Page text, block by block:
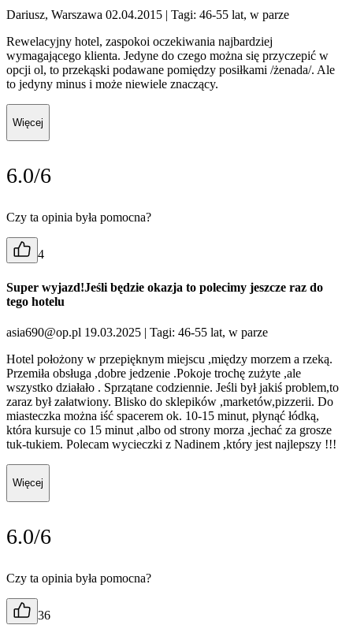
Dariusz, Warszawa 02.04.2015 | Tagi: 46-55 lat, w parze
Rewelacyjny hotel, zaspokoi oczekiwania najbardziej
wymagającego klienta. Jedyne do czego można się przyczepić w
opcji ol, to przekąski podawane pomiędzy posiłkami /żenada/. Ale
to jedyny minus i może niewiele znaczący.
Więcej
6.0/6
Czy ta opinia była pomocna?
4
Super wyjazd!Jeśli będzie okazja to polecimy jeszcze raz do
tego hotelu
asia690@op.pl 19.03.2025 | Tagi: 46-55 lat, w parze
Hotel położony w przepięknym miejscu ,między morzem a rzeką.
Przemiła obsługa ,dobre jedzenie .Pokoje trochę zużyte ,ale
wszystko działało . Sprzątane codziennie. Jeśli był jakiś problem,to
zaraz był załatwiony. Blisko do sklepików ,marketów,pizzerii. Do
miasteczka można iść spacerem ok. 10-15 minut, płynąć łódką,
która kursuje co 15 minut ,albo od strony morza ,jechać za grosze
tuk-tukiem. Polecam wycieczki z Nadinem ,który jest najlepszy !!!
Więcej
6.0/6
Czy ta opinia była pomocna?
36